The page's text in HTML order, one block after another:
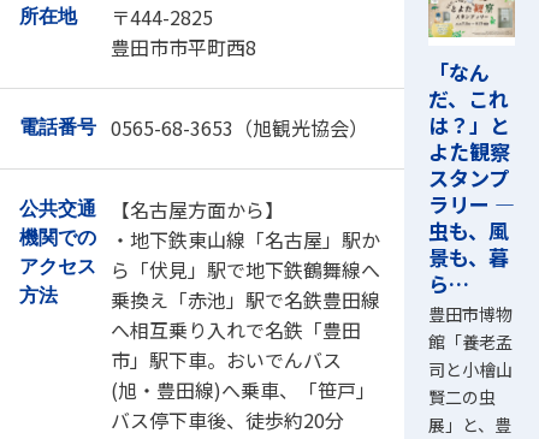
所在地
〒444-2825
豊田市市平町西8
電話番号 0565-68-3653（旭観光協会）
公共交通
機関での
アクセス
方法
【名古屋方面から】
・地下鉄東山線「名古屋」駅か
ら「伏見」駅で地下鉄鶴舞線へ
乗換え「赤池」駅で名鉄豊田線
へ相互乗り入れで名鉄「豊田
市」駅下車。おいでんバス
(旭・豊田線)へ乗車、「笹戸」
バス停下車後、徒歩約20分
「なん
だ、これ
は？」と
よた観察
スタンプ
ラリー ―
虫も、風
景も、暮
ら…
豊田市博物
館「養老孟
司と小檜山
賢二の虫
展」と、豊